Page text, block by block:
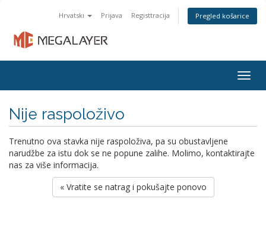
Hrvatski Prijava Registtracija Pregled košarice
Nije raspoloživo
Trenutno ova stavka nije raspoloživa, pa su obustavljene
narudžbe za istu dok se ne popune zalihe. Molimo, kontaktirajte
nas za više informacija.
« Vratite se natrag i pokušajte ponovo